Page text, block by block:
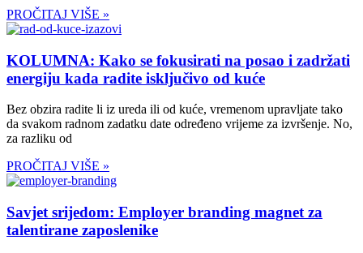
PROČITAJ VIŠE »
KOLUMNA: Kako se fokusirati na posao i zadržati
energiju kada radite isključivo od kuće
Bez obzira radite li iz ureda ili od kuće, vremenom upravljate tako
da svakom radnom zadatku date određeno vrijeme za izvršenje. No,
za razliku od
PROČITAJ VIŠE »
Savjet srijedom: Employer branding magnet za
talentirane zaposlenike